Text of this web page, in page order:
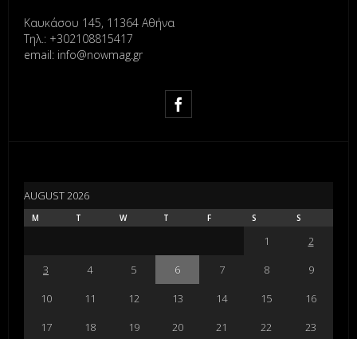
Καυκάσου 145, 11364 Αθήνα
Τηλ.: +302108815417
email: info@nowmag.gr
AUGUST 2026
M T W T F S S
1
2
3
4 5 6 7 8
9
10
11 12 13 14 15
16
17
18 19 20 21 22 23